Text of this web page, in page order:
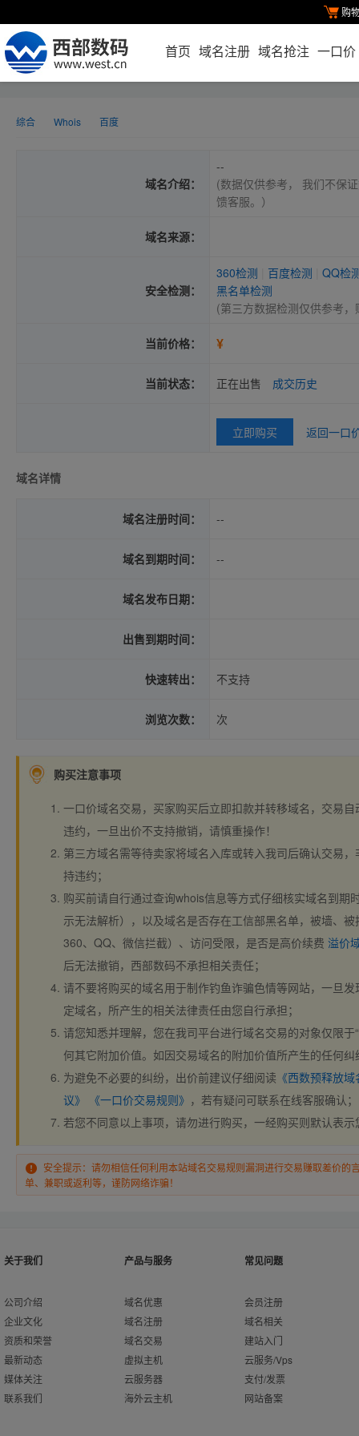
购
首页 域名注册 域名抢注 一口价
综合 Whois 百度
域名介绍：
--
(数据仅供参考， 我们不保
馈客服。）
域名来源：
安全检测：
360检测 百度检测
QQ检
黑名单检测
(第三方数据检测仅供参考
当前价格： ¥
当前状态： 正在出售 成交历史
立即购买 返回一口
域名详情
域名注册时间： --
域名到期时间： --
域名发布日期：
出售到期时间：
快速转出： 不支持
浏览次数： 次
购买注意事项
一口价域名交易，买家购买后立即扣款并转移域名，交易
违约，一旦出价不支持撤销，请慎重操作！
第三方域名需等待卖家将域名入库或转入我司后确认交易
持违约；
购买前请自行通过查询whois信息等方式仔细核实域名到期
示无法解析），以及域名是否存在工信部黑名单，被墙、
360、QQ、微信拦截）、访问受限，是否是高价续费 溢价
后无法撤销，西部数码不承担相关责任；
请不要将购买的域名用于制作钓鱼诈骗色情等网站，一旦
定域名，所产生的相关法律责任由您自行承担；
请您知悉并理解，您在我司平台进行域名交易的对象仅限于
何其它附加价值。如因交易域名的附加价值所产生的任何
为避免不必要的纠纷，出价前建议仔细阅读 《西数预释放
议》
《一口价交易规则》 ，若有疑问可联系在线客服确认；
若您不同意以上事项，请勿进行购买，一经购买则默认表
安全提示：请勿相信任何利用本站域名交易规则漏洞进行交易赚取差价的
单、兼职或返利等，谨防网络诈骗！
关于我们
公司介绍
企业文化
资质和荣誉
最新动态
媒体关注
联系我们
产品与服务
域名优惠
域名注册
域名交易
虚拟主机
云服务器
海外云主机
常见问题
会员注册
域名相关
建站入门
云服务/Vps
支付/发票
网站备案